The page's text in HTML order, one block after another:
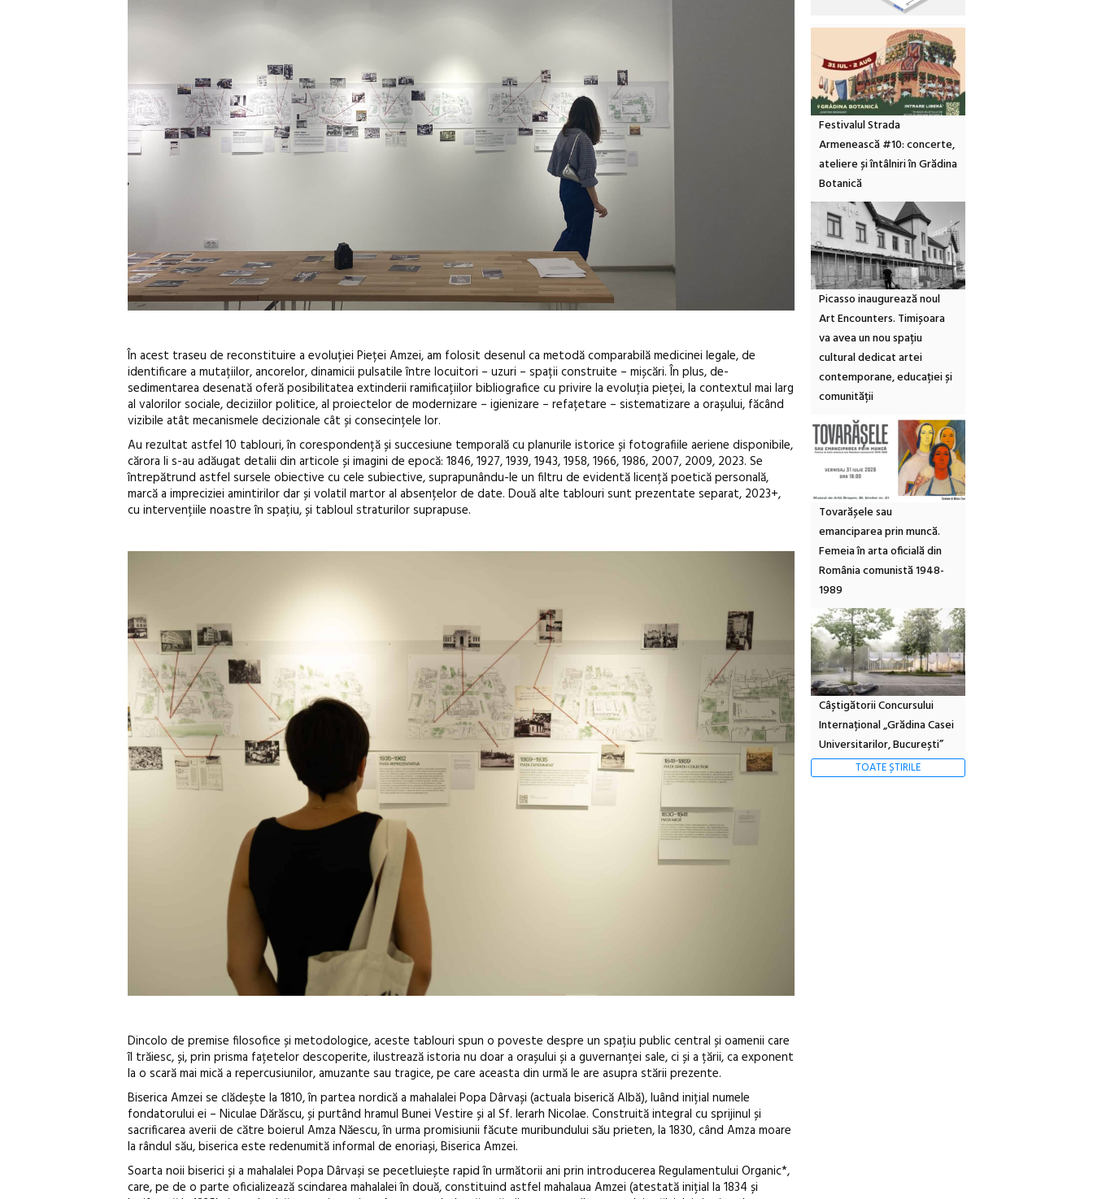
În acest traseu de reconstituire a evoluției Pieței Amzei, am folosit desenul ca metodă comparabilă medicinei legale, de
identificare a mutațiilor, ancorelor, dinamicii pulsatile între locuitori – uzuri – spații construite – mișcări. În plus, de-
sedimentarea desenată oferă posibilitatea extinderii ramificațiilor bibliografice cu privire la evoluția pieței, la contextul mai larg
al valorilor sociale, deciziilor politice, al proiectelor de modernizare – igienizare – refațetare – sistematizare a orașului, făcând
vizibile atât mecanismele decizionale cât și consecințele lor.
Au rezultat astfel 10 tablouri, în corespondență și succesiune temporală cu planurile istorice și fotografiile aeriene disponibile,
cărora li s-au adăugat detalii din articole și imagini de epocă: 1846, 1927, 1939, 1943, 1958, 1966, 1986, 2007, 2009, 2023. Se
întrepătrund astfel sursele obiective cu cele subiective, suprapunându-le un filtru de evidentă licență poetică personală,
marcă a impreciziei amintirilor dar și volatil martor al absențelor de date. Două alte tablouri sunt prezentate separat, 2023+,
cu intervențiile noastre în spațiu, și tabloul straturilor suprapuse.
Dincolo de premise filosofice și metodologice, aceste tablouri spun o poveste despre un spațiu public central și oamenii care
îl trăiesc, și, prin prisma fațetelor descoperite, ilustrează istoria nu doar a orașului și a guvernanței sale, ci și a țării, ca exponent
la o scară mai mică a repercusiunilor, amuzante sau tragice, pe care aceasta din urmă le are asupra stării prezente.
Biserica Amzei se clădește la 1810, în partea nordică a mahalalei Popa Dârvași (actuala biserică Albă), luând inițial numele
fondatorului ei – Niculae Dărăscu, și purtând hramul Bunei Vestire și al Sf. Ierarh Nicolae. Construită integral cu sprijinul și
sacrificarea averii de către boierul Amza Năescu, în urma promisiunii făcute muribundului său prieten, la 1830, când Amza moare
la rândul său, biserica este redenumită informal de enoriași, Biserica Amzei.
Soarta noii biserici și a mahalalei Popa Dârvași se pecetluiește rapid în următorii ani prin introducerea Regulamentului Organic*,
care, pe de o parte oficializează scindarea mahalalei în două, constituind astfel mahalaua Amzei (atestată inițial la 1834 și
Festivalul Strada
Armenească #10: concerte,
ateliere și întâlniri în Grădina
Botanică
Picasso inaugurează noul
Art Encounters. Timișoara
va avea un nou spațiu
cultural dedicat artei
contemporane, educației și
comunității
Tovarășele sau
emanciparea prin muncă.
Femeia în arta oficială din
România comunistă 1948-
1989
Câștigătorii Concursului
Internațional „Grădina Casei
Universitarilor, București”
TOATE ȘTIRILE